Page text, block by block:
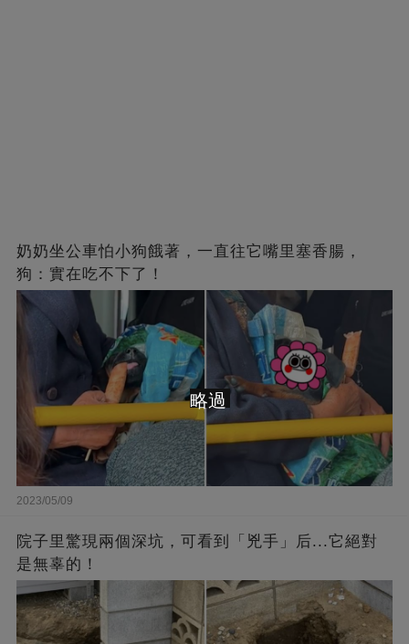
奶奶坐公車怕小狗餓著，一直往它嘴里塞香腸，
狗：實在吃不下了！
2023/05/09
院子里驚現兩個深坑，可看到「兇手」后...它絕對
是無辜的！
略過